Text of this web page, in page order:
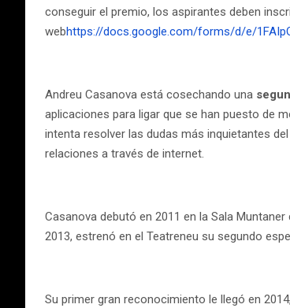
conseguir el premio, los aspirantes deben
webhttps://docs.google.com/forms/d/e/
Andreu Casanova está cosechando una
aplicaciones para ligar que se han puesto de
intenta resolver las dudas más inquietantes del
relaciones a través de internet.
Casanova debutó en 2011 en la Sala
2013, estrenó en el Teatreneu su segundo
Su primer gran reconocimiento le llegó en